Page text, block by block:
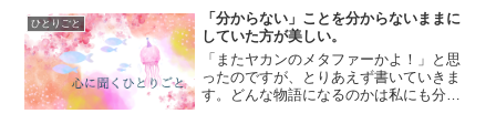
った体の“痛み”として身...
ひとりごと
「分からない」ことを分からないままに
していた方が美しい。
「またヤカンのメタファーかよ！」と思
ったのですが、とりあえず書いていきま
す。どんな物語になるのかは私にも分か